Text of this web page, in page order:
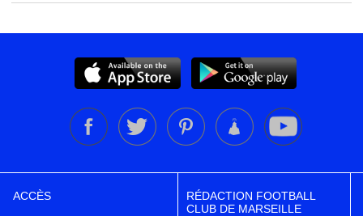
ACCÈS
RÉDACTION FOOTBALL
CLUB DE MARSEILLE